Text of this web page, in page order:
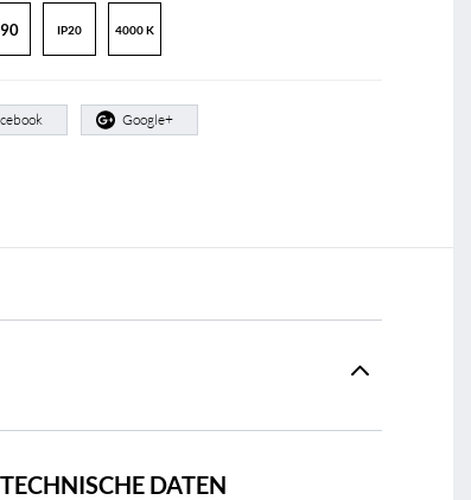
IP20 4000 K
Google+
DATEN